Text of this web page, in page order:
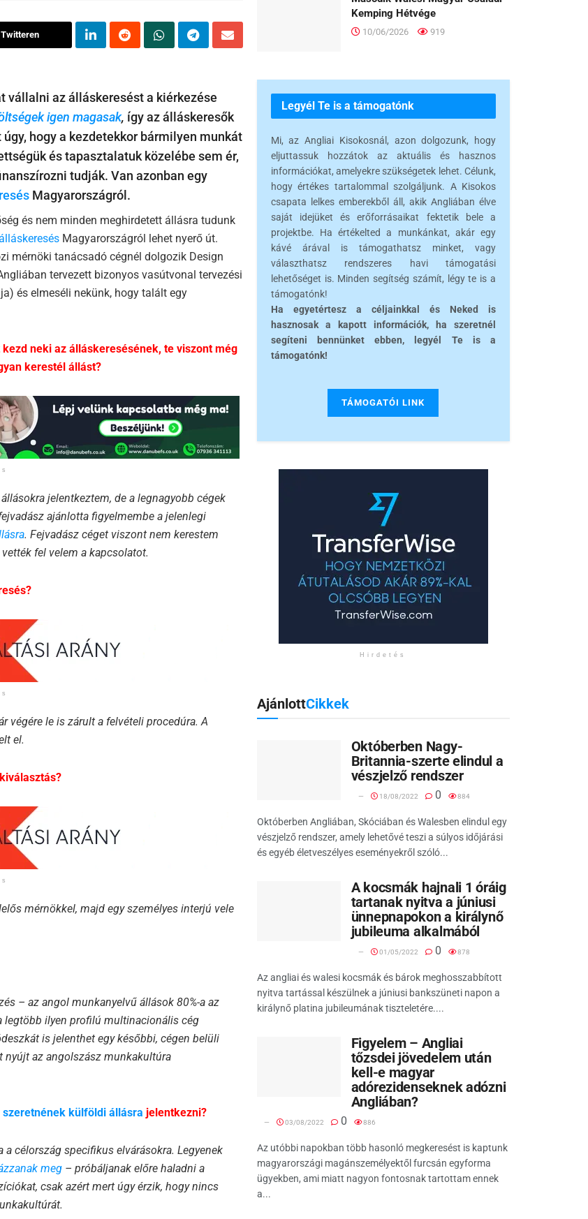
vállalni az álláskeresést a kiérkezése
igen magasak, így az álláskeresők
hogy a kezdetekkor bármilyen munkát
és tapasztalatuk közelébe sem ér,
tudják. Van azonban egy
Magyarországról.
és nem minden meghirdetett állásra tudunk
Magyarországról lehet nyerő út.
mérnöki tanácsadó cégnél dolgozik Design
tervezett bizonyos vasútvonal tervezési
és elmeséli nekünk, hogy talált egy
neki az álláskeresésének, te viszont még
kerestél állást?
jelentkeztem, de a legnagyobb cégek
ajánlotta figyelmembe a jelenlegi
. Fejvadász céget viszont nem kerestem
fel velem a kapcsolatot.
végére le is zárult a felvételi procedúra. A
el.
mérnökkel, majd egy személyes interjú vele
– az angol munkanyelvű állások 80%-a az
legtöbb ilyen profilú multinacionális cég
is jelenthet egy későbbi, cégen belüli
nyújt az angolszász munkakultúra
külföldi állásra jelentkezni?
célország specifikus elvárásokra. Legyenek
meg – próbáljanak előre haladni a
csak azért mert úgy érzik, hogy nincs
Kemping Hétvége
10/06/2026 919
Legyél Te is a támogatónk
Mi, az Angliai Kisokosnál, azon dolgozunk, hogy
eljuttassuk hozzátok az aktuális és hasznos
információkat, amelyekre szükségetek lehet. Célunk,
hogy értékes tartalommal szolgáljunk. A Kisokos
csapata lelkes emberekből áll, akik Angliában élve
saját idejüket és erőforrásaikat fektetik bele a
projektbe. Ha értékelted a munkánkat, akár egy
kávé árával is támogathatsz minket, vagy
választhatsz rendszeres havi támogatási
lehetőséget is. Minden segítség számít, légy te is a
támogatónk!
Ha egyetértesz a céljainkkal és Neked is
hasznosak a kapott információk, ha szeretnél
segíteni bennünket ebben, legyél Te is a
támogatónk!
TÁMOGATÓI LINK
Hirdetés
AjánlottCikkek
Októberben Nagy-
Britannia-szerte elindul a
vészjelző rendszer
18/08/2022 0 884
Októberben Angliában, Skóciában és Walesben elindul egy
vészjelző rendszer, amely lehetővé teszi a súlyos időjárási
és egyéb életveszélyes eseményekről szóló...
A kocsmák hajnali 1 óráig
tartanak nyitva a júniusi
ünnepnapokon a királynő
jubileuma alkalmából
01/05/2022 0 878
Az angliai és walesi kocsmák és bárok meghosszabbított
nyitva tartással készülnek a júniusi bankszüneti napon a
királynő platina jubileumának tiszteletére....
Figyelem – Angliai
tőzsdei jövedelem után
kell-e magyar
adórezidenseknek adózni
Angliában?
03/08/2022 0 886
Az utóbbi napokban több hasonló megkeresést is kaptunk
magyarországi magánszemélyektől furcsán egyforma
ügyekben, ami miatt nagyon fontosnak tartottam ennek
a...